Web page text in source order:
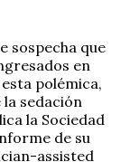
sospecha que
en
polémica,
sedación
la Sociedad
de su
assisted